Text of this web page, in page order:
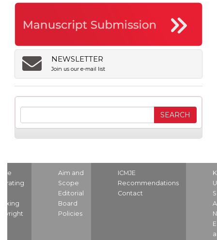
NEWSLETTER
Join us our e-mail list
Aim and
Scope
Editorial
Board
Policies
ICMJE
Recommendations
Contact